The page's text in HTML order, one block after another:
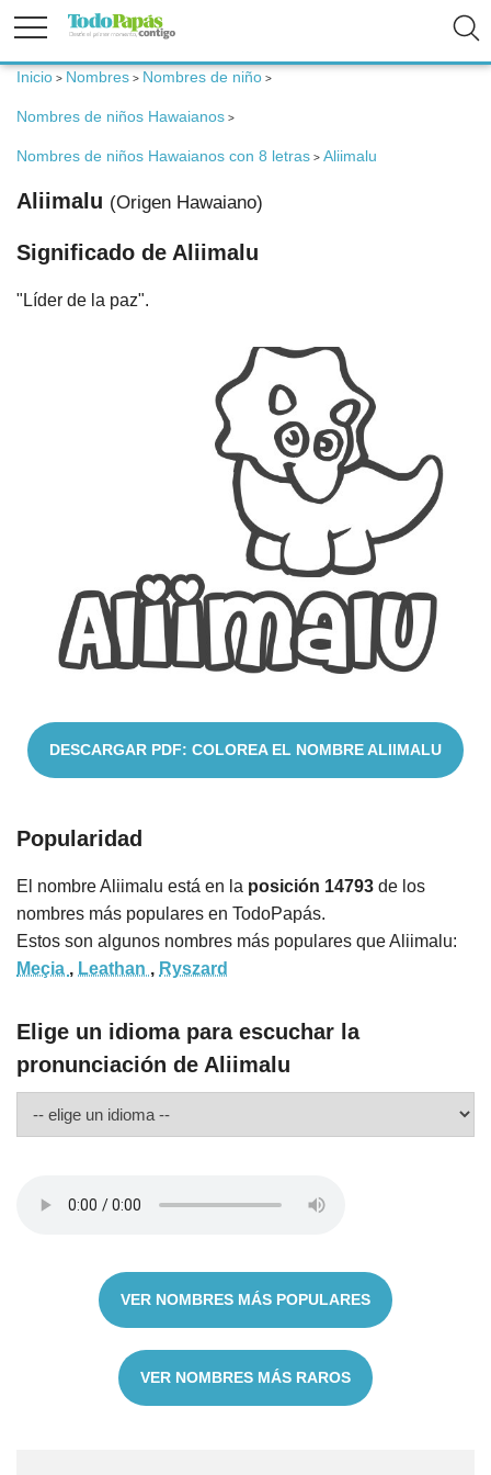
Bebé
Niños
Cuentos
Inicio > Nombres > Nombres de niño >
Nombres de niños Hawaianos >
Nombres de niños Hawaianos con 8 letras > Aliimalu
Aliimalu (Origen Hawaiano)
Significado de Aliimalu
"Líder de la paz".
DESCARGAR PDF: COLOREA EL NOMBRE ALIIMALU
Popularidad
El nombre Aliimalu está en la posición 14793 de los
nombres más populares en TodoPapás.
Estos son algunos nombres más populares que Aliimalu:
Meçia , Leathan , Ryszard
Elige un idioma para escuchar la
pronunciación de Aliimalu
VER NOMBRES MÁS POPULARES
VER NOMBRES MÁS RAROS